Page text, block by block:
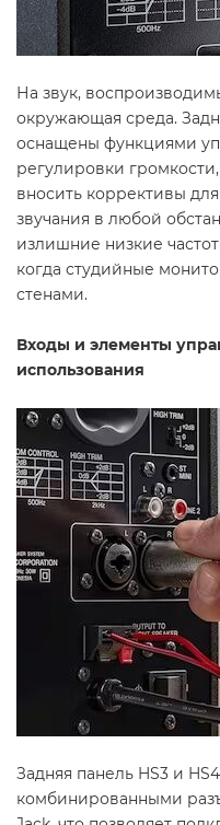
На звук,
окружающая среда.
оснащены функциями
регулировки
вносить коррективы
звучания в любой
излишние низкие
когда студийные
стенами.
Входы и элементы
использования
Задняя панель HS3 и
комбинированными